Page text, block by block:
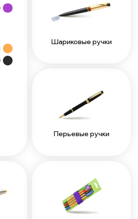
Шариковые ручки
Перьевые ручки